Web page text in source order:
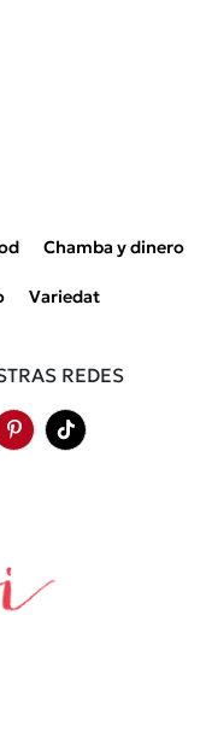
Chamba y dinero
Variedat
REDES